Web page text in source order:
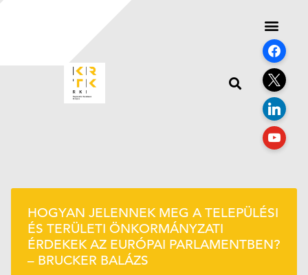
HOGYAN JELENNEK MEG A TELEPÜLÉSI
ÉS TERÜLETI ÖNKORMÁNYZATI
ÉRDEKEK AZ EURÓPAI PARLAMENTBEN?
– BRUCKER BALÁZS